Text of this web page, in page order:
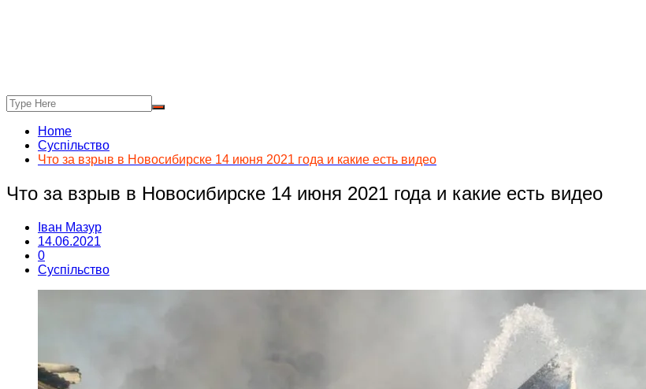
Home
Суспільство
Что за взрыв в Новосибирске 14 июня 2021 года и какие есть видео
Что за взрыв в Новосибирске 14 июня 2021 года и какие есть видео
Іван Мазур
14.06.2021
0
Суспільство